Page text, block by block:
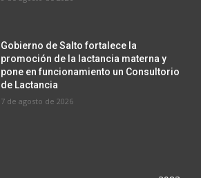
Gobierno de Salto fortalece la
promoción de la lactancia materna y
pone en funcionamiento un Consultorio
de Lactancia
7 de agosto de 2026